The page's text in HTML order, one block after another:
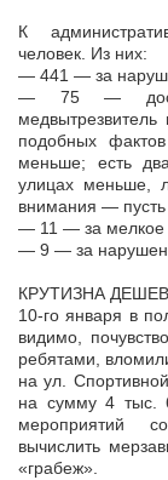
К
человек. Из них:
— 441 — за
— 75 —
подобных
меньше; есть
улицах меньше,
внимания —
— 11 — за мелкое
— 9 — за
КРУТИЗНА
10-го января в
видимо,
ребятами,
на ул.
на сумму 4 тыс.
мероприятий
вычислить
«грабеж».